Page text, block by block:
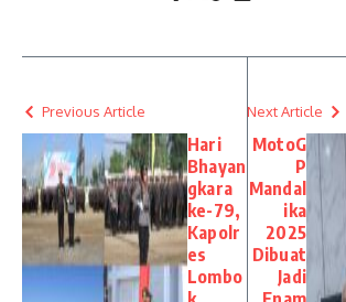
Previous Article
Hari
Bhayan
gkara
ke-79,
Kapolr
es
Lombo
Next Article
MotoG
P
Mandal
ika
2025
Dibuat
Jadi